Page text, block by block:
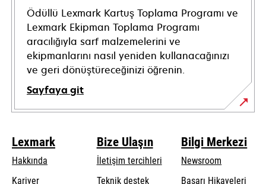
Ödüllü Lexmark Kartuş Toplama Programı ve
Lexmark Ekipman Toplama Programı
aracılığıyla sarf malzemelerini ve
ekipmanlarını nasıl yeniden kullanacağınızı
ve geri dönüştüreceğinizi öğrenin.
Sayfaya git
Lexmark
Hakkında
Kariyer
Bize Ulaşın
İletişim tercihleri
Teknik destekopens
Bilgi Merkezi
Newsroom
Başarı Hikayeleri